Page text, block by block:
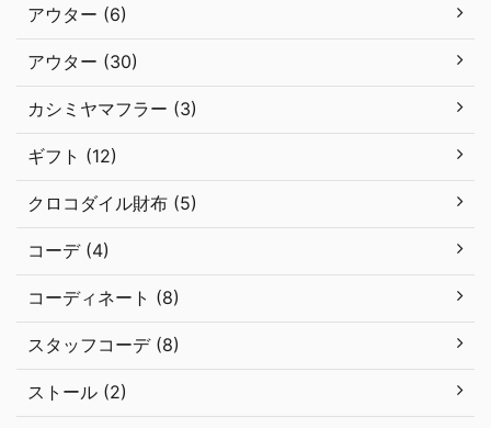
アウター (6)
アウター (30)
カシミヤマフラー (3)
ギフト (12)
クロコダイル財布 (5)
コーデ (4)
コーディネート (8)
スタッフコーデ (8)
ストール (2)